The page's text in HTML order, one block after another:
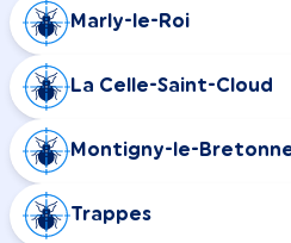
Marly-le-Roi
La Celle-Saint-Cloud
Montigny-le-
Trappes